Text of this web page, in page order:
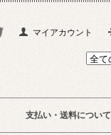
マイアカウント
支払い・送料について